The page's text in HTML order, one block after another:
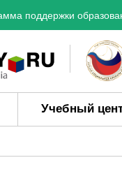
поддержки
Учебный